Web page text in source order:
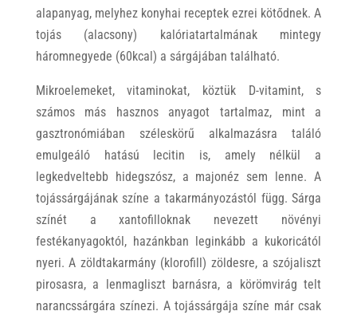
alapanyag, melyhez konyhai receptek ezrei kötődnek. A
tojás (alacsony) kalóriatartalmának mintegy
háromnegyede (60kcal) a sárgájában található.
Mikroelemeket, vitaminokat, köztük D-vitamint, s
számos más hasznos anyagot tartalmaz, mint a
gasztronómiában széleskörű alkalmazásra találó
emulgeáló hatású lecitin is, amely nélkül a
legkedveltebb hidegszósz, a majonéz sem lenne. A
tojássárgájának színe a takarmányozástól függ. Sárga
színét a xantofilloknak nevezett növényi
festékanyagoktól, hazánkban leginkább a kukoricától
nyeri. A zöldtakarmány (klorofill) zöldesre, a szójaliszt
pirosasra, a lenmagliszt barnásra, a körömvirág telt
narancssárgára színezi. A tojássárgája színe már csak